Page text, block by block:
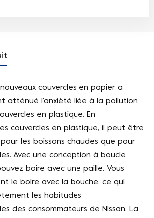
couvercles en papier a
atténué l’anxiété liée à la pollution
en plastique. En
couvercles en plastique, il peut être
les boissons chaudes que pour
Avec une conception à boucle
boire avec une paille. Vous
le boire avec la bouche, ce qui
les habitudes
des consommateurs de Nissan. La